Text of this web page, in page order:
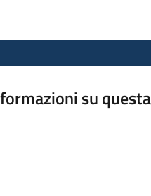
su questa